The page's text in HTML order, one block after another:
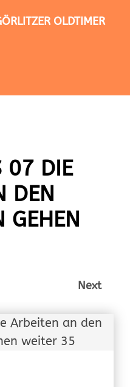
OLDTIMER
DIE
DEN
GEHEN
Next